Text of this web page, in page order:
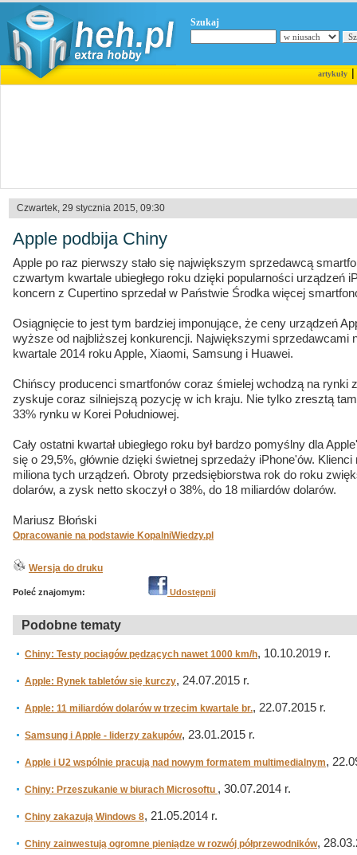
Szukaj
artykuły|
Czwartek, 29 stycznia 2015, 09:30
Apple podbija Chiny
Apple po raz pierwszy stało się największym sprzedawcą
czwartym kwartale ubiegłego roku dzięki popularności urządzeń
koncern z Cupertino sprzedał w Państwie Środka więcej
Osiągnięcie to jest tym bardziej imponujące, że ceny urządzeń
wyższe od najbliższej konkurencji. Największymi sprzedawcami
kwartale 2014 roku Apple, Xiaomi, Samsung i Huawei.
Chińscy producenci smartfonów coraz śmielej wchodzą na rynki
zyskuje coraz silniejszą pozycję w ich kraju. Nie tylko zresztą
33% rynku w Korei Południowej.
Cały ostatni kwartał ubiegłego roku był bardzo pomyślny dla
się o 29,5%, głównie dzięki świetnej sprzedaży iPhone'ów.
miliona tych urządzeń. Obroty przedsiębiorstwa rok do roku
dolarów, a zysk netto skoczył o 38%, do 18 miliardów dolarów.
Mariusz Błoński
Opracowanie na podstawie KopalniWiedzy.pl
Wersja do druku
Poleć znajomym: Udostępnij
Podobne tematy
Chiny: Testy pociągów pędzących nawet 1000 km/h, 10.10.2019 r.
Apple: Rynek tabletów się kurczy, 24.07.2015 r.
Apple: 11 miliardów dolarów w trzecim kwartale br., 22.07.2015 r.
Samsung i Apple - liderzy zakupów, 23.01.2015 r.
Apple i U2 wspólnie pracują nad nowym formatem multimedialnym,
Chiny: Przeszukanie w biurach Microsoftu , 30.07.2014 r.
Chiny zakazują Windows 8, 21.05.2014 r.
Chiny zainwestują ogromne pieniądze w rozwój półprzewodników,